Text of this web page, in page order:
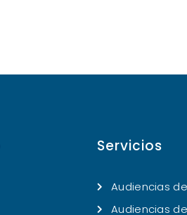
Servicios
Audiencias
Audiencias